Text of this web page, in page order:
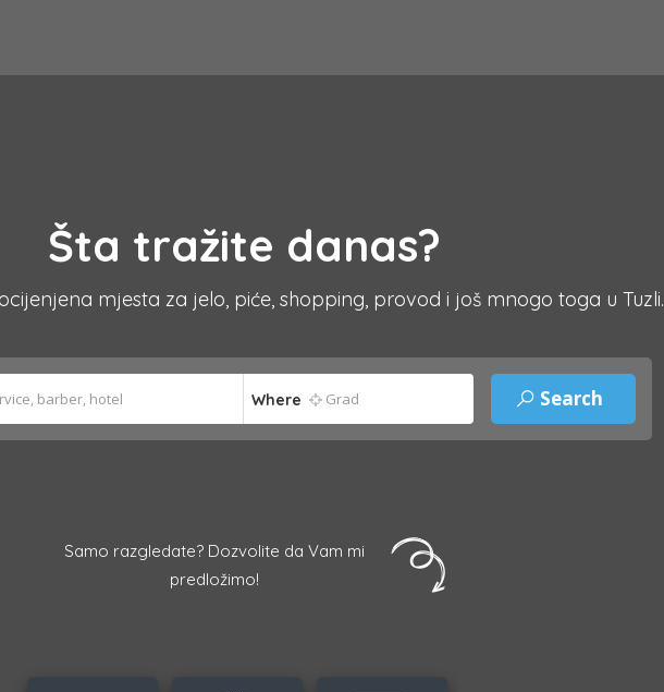
Šta tražite danas?
mjesta za jelo, piće, shopping, provod i još mnogo toga u Tuzli.
Where
Samo razgledate? Dozvolite da Vam mi
predložimo!